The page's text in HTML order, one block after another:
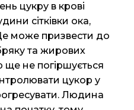
цукру в крові
сітківки ока,
може призвести до
та жирових
ще не погіршується
цукор у
Людина